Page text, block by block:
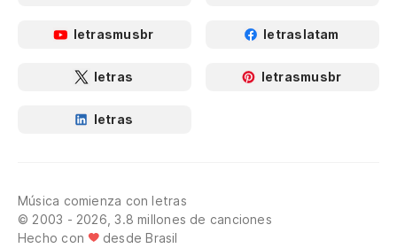
letrasmusbr letraslatam
letras letrasmusbr
letras
Música comienza con letras
© 2003 - 2026, 3.8 millones de canciones
Hecho con
desde Brasil